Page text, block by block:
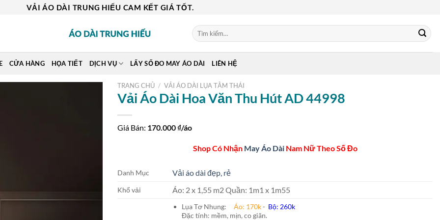
VẢI ÁO DÀI TRUNG HIẾU CAM KẾT GIÁ TỐT.
Tìm
kiếm:
CỬA HÀNG HỌA TIẾT DỊCH VỤ LẤY SỐ ĐO MAY ÁO DÀI LIÊN HỆ
TRANG CHỦ / VẢI ÁO DÀI LỤA TẰM THÁI
Vải Áo Dài Hoa Văn Thu Hút AD 44998
Giá Bán: 170.000 ₫/áo
Shop Có Nhận May Áo DàiNam Nữ Theo Số Đo
Danh Mục Vải áo dài đẹp, rẻ
Khổ vải Áo: 2 x 1,55 m2 Quần: 1m1 x 1m55
Lụa Tơ Nhung: Áo: 170k- Bộ: 260k
Đặc tính: mềm, mịn, co giãn.